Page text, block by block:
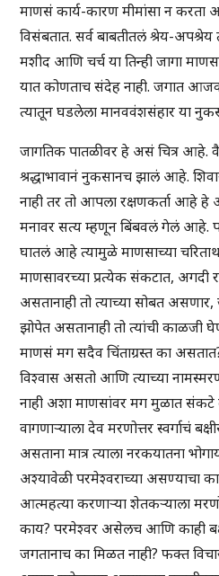
माणसं कार्य-कारण मीमांसा न करता
विसंबतात. सर्व बाबतीतलं श्रेय-
मशीद आणि चर्च या तिन्ही जागा
यात कोणताच संदेह नाही. जगात
त्यातून घडलेला मानववंशसंहार या
जागतिक पातळीवर हे असं चित्र आहे.
श्रद्धाभावानं नुकसानच झालं आहे.
नाही तर तो आपला रक्षणकर्ता आहे
मनावर सत्य म्हणून बिंबवलं गेलं आहे.
घातलं आहे त्यामुळे माणसाच्या
माणसावरच्या प्रत्येक संकटात, अगदी
असतानाही तो त्याच्या सोबत
झोपेत असतानाही तो त्यांची काळजी
माणसं मग सदैव चिंताग्रस्त का
विश्वास असतो आणि त्याच्या
नाही अशा माणसांवर मग मुळात
वागणाऱ्याला देव मरणोत्तर स्वर्गाचं
असताना मात्र त्याला नरकयातना
अश्यावेळी परमेश्वराच्या असण्याचा
आत्महत्या करणाऱ्या शेतकऱ्याला
काय? परमेश्वर असेलच आणि काही
जगतानाच का मिळत नाही? फक्त